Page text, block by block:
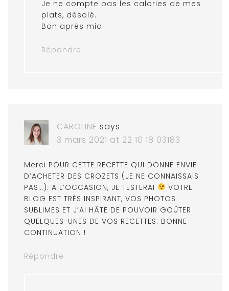
Je ne compte pas les calories de mes
plats, désolé.
Bon après midi.
Répondre
CAROLINE says
3 mars 2021 at 22 10 18 03183
Merci POUR CETTE RECETTE QUI DONNE ENVIE
D’ACHETER DES CROZETS (JE NE CONNAISSAIS
PAS…). A L’OCCASION, JE TESTERAI
VOTRE
BLOG EST TRÈS INSPIRANT, VOS PHOTOS
SUBLIMES ET J’AI HÂTE DE POUVOIR GOÛTER
QUELQUES-UNES DE VOS RECETTES. BONNE
CONTINUATION !
Répondre